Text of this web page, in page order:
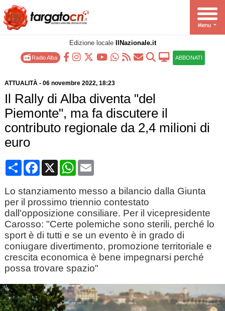
Edizione locale IlNazionale.it
Radio Alba ABBONATI
ATTUALITÀ- 06 novembre 2022, 18:23
Il Rally di Alba diventa "del
Piemonte", ma fa discutere il
contributo regionale da 2,4 milioni di
euro
CondividiFacebook
X WhatsApp
Email
Lo stanziamento messo a bilancio dalla Giunta
per il prossimo triennio contestato
dall'opposizione consiliare. Per il vicepresidente
Carosso: "Certe polemiche sono sterili, perché lo
sport è di tutti e se un evento è in grado di
coniugare divertimento, promozione territoriale e
crescita economica è bene impegnarsi perché
possa trovare spazio"